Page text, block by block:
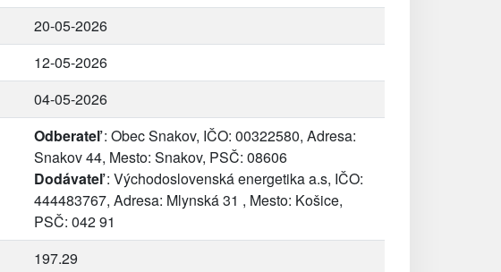
20-05-2026
12-05-2026
04-05-2026
Odberateľ: Obec Snakov, IČO: 00322580, Adresa:
Snakov 44, Mesto: Snakov, PSČ: 08606
Dodávateľ: Východoslovenská energetika a.s, IČO:
444483767, Adresa: Mlynská 31 , Mesto: Košice,
PSČ: 042 91
197.29